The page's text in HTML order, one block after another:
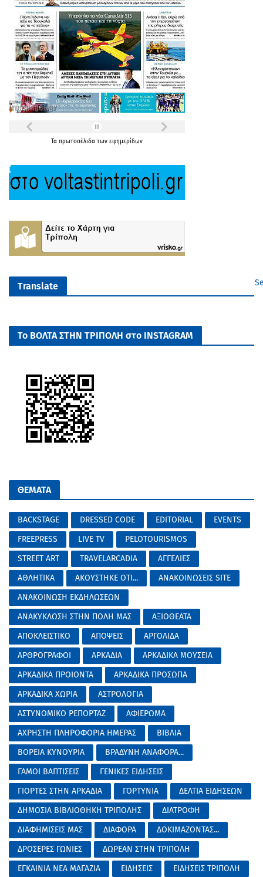
Τα πρωτοσέλιδα των εφημερίδων
Translate
Το ΒΟΛΤΑ ΣΤΗΝ ΤΡΙΠΟΛΗ στο INSTAGRAM
ΘΕΜΑΤΑ
BACKSTAGE DRESSED CODE EDITORIAL
EVENTS
FREEPRESS
LIVE TV
PELOTOURISMOS
STREET ART
TRAVELARCADIA
ΑΓΓΕΛΙΕΣ
ΑΘΛΗΤΙΚΑ
ΑΚΟΥΣΤΗΚΕ ΟΤΙ...
ΑΝΑΚΟΙΝΩΣΕΙΣ SITE
ΑΝΑΚΟΙΝΩΣΗ ΕΚΔΗΛΩΣΕΩΝ
ΑΝΑΚΥΚΛΩΣΗ ΣΤΗΝ ΠΟΛΗ ΜΑΣ
ΑΞΙΟΘΕΑΤΑ
ΑΠΟΚΛΕΙΣΤΙΚΟ
ΑΠΟΨΕΙΣ
ΑΡΓΟΛΙΔΑ
ΑΡΘΡΟΓΡΑΦΟΙ
ΑΡΚΑΔΙΑ
ΑΡΚΑΔΙΚΑ ΜΟΥΣΕΙΑ
ΑΡΚΑΔΙΚΑ ΠΡΟΙΟΝΤΑ
ΑΡΚΑΔΙΚΑ ΠΡΟΣΩΠΑ
ΑΡΚΑΔΙΚΑ ΧΩΡΙΑ
ΑΣΤΡΟΛΟΓΙΑ
ΑΣΤΥΝΟΜΙΚΟ ΡΕΠΟΡΤΑΖ
ΑΦΙΕΡΩΜΑ
ΑΧΡΗΣΤΗ ΠΛΗΡΟΦΟΡΙΑ ΗΜΕΡΑΣ
ΒΙΒΛΙΑ
ΒΟΡΕΙΑ ΚΥΝΟΥΡΙΑ
ΒΡΑΔΥΝΗ ΑΝΑΦΟΡΑ...
ΓΑΜΟΙ ΒΑΠΤΙΣΕΙΣ
ΓΕΝΙΚΕΣ ΕΙΔΗΣΕΙΣ
ΓΙΟΡΤΕΣ ΣΤΗΝ ΑΡΚΑΔΙΑ
ΓΟΡΤΥΝΙΑ
ΔΕΛΤΙΑ ΕΙΔΗΣΕΩΝ
ΔΗΜΟΣΙΑ ΒΙΒΛΙΟΘΗΚΗ ΤΡΙΠΟΛΗΣ
ΔΙΑΤΡΟΦΗ
ΔΙΑΦΗΜΙΣΕΙΣ ΜΑΣ
ΔΙΑΦΟΡΑ
ΔΟΚΙΜΑΖΟΝΤΑΣ...
ΔΡΟΣΕΡΕΣ ΓΩΝΙΕΣ
ΔΩΡΕΑΝ ΣΤΗΝ ΤΡΙΠΟΛΗ
ΕΓΚΑΙΝΙΑ ΝΕΑ ΜΑΓΑΖΙΑ
ΕΙΔΗΣΕΙΣ
ΕΙΔΗΣΕΙΣ ΤΡΙΠΟΛΗ